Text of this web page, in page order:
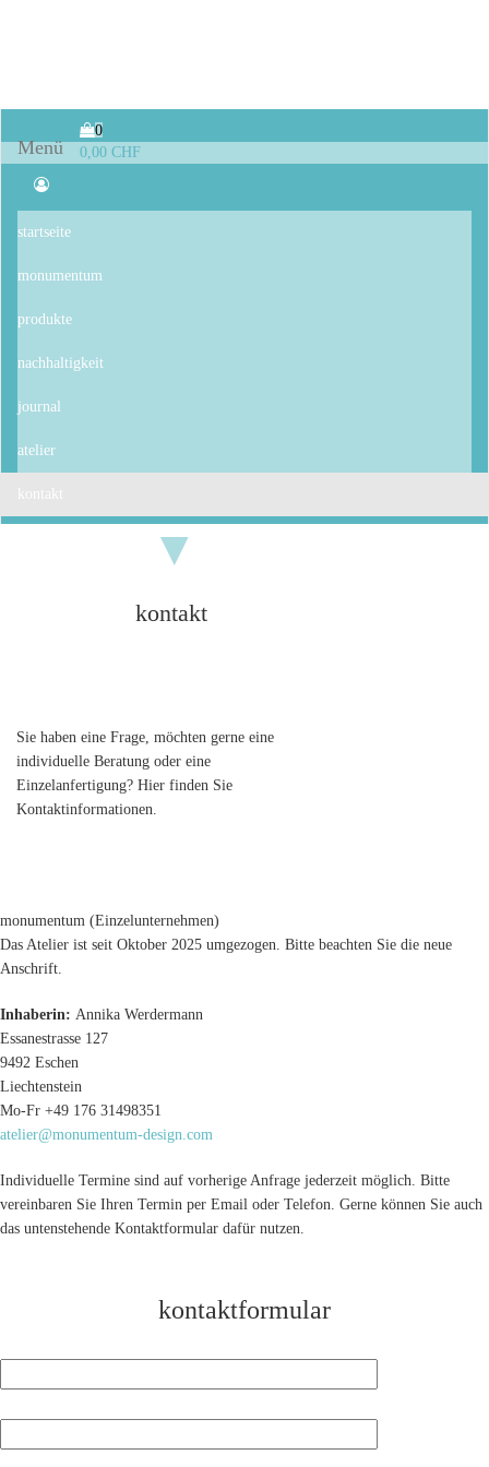
Menü
0
0,00 CHF
startseite
monumentum
produkte
nachhaltigkeit
journal
atelier
kontakt
kontakt
Sie haben eine Frage, möchten gerne eine
individuelle Beratung oder eine
Einzelanfertigung? Hier finden Sie
Kontaktinformationen.
monumentum (Einzelunternehmen)
Das Atelier ist seit Oktober 2025 umgezogen. Bitte beachten Sie die neue
Anschrift.
Inhaberin: Annika Werdermann
Essanestrasse 127
9492 Eschen
Liechtenstein
Mo-Fr +49 176 31498351
atelier@monumentum-design.com
Individuelle Termine sind auf vorherige Anfrage jederzeit möglich. Bitte
vereinbaren Sie Ihren Termin per Email oder Telefon. Gerne können Sie auch
das untenstehende Kontaktformular dafür nutzen.
kontaktformular